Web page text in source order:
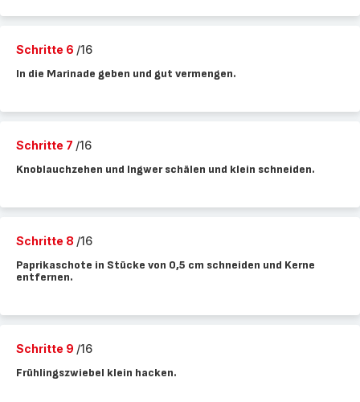
Schritte 6 /16
In die Marinade geben und gut vermengen.
Schritte 7 /16
Knoblauchzehen und Ingwer schälen und klein schneiden.
Schritte 8 /16
Paprikaschote in Stücke von 0,5 cm schneiden und Kerne
entfernen.
Schritte 9 /16
Frühlingszwiebel klein hacken.